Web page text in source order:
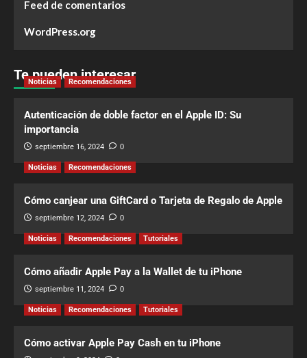
Feed de comentarios
WordPress.org
Te pueden interesar
Noticias Recomendaciones
Autenticación de doble factor en el Apple ID: Su
importancia
septiembre 16, 2024 0
Noticias Recomendaciones
Cómo canjear una GiftCard o Tarjeta de Regalo de Apple
septiembre 12, 2024 0
Noticias Recomendaciones Tutoriales
Cómo añadir Apple Pay a la Wallet de tu iPhone
septiembre 11, 2024 0
Noticias Recomendaciones Tutoriales
Cómo activar Apple Pay Cash en tu iPhone